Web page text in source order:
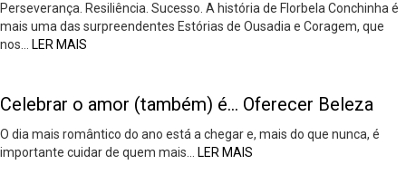
Perseverança. Resiliência. Sucesso. A história de Florbela Conchinha é
mais uma das surpreendentes Estórias de Ousadia e Coragem, que
nos…
LER MAIS
Celebrar o amor (também) é… Oferecer Beleza
O dia mais romântico do ano está a chegar e, mais do que nunca, é
importante cuidar de quem mais…
LER MAIS